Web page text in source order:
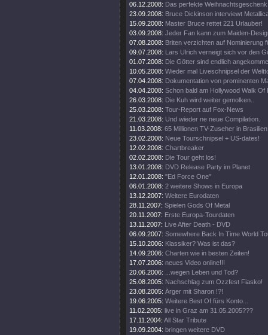
06.12.2008: Das perfekte
23.09.2008: Bruce Dickinson interviewt
15.09.2008: Master Bruce rettet 221 Urlauber!
03.09.2008: Jeder Fan kann zum Maiden-
07.08.2008: Briten verzichten auf Nominierung
09.07.2008: Lars Ulrich verneigt sich vor den
01.07.2008: Die Götter sind endlich
10.05.2008: Wieder mal Liveschnipsel der
07.04.2008: Dokumentation von prominenten
04.04.2008: Schon bald am Hollywood Walk Of
26.03.2008: Die Kuh wird weiter gemolken..
25.03.2008: Tour-Report auf Fox-News
21.03.2008: Und wieder ne neue Compilation.
11.03.2008: 65 Millionen TV-Zuseher in
23.02.2008: Neue Tourschnipsel + US-dates!
12.02.2008: Chartbreaker
02.02.2008: Die Tour geht los!
13.01.2008: DVD Release Party im Planet
12.01.2008: "Ed Force One"
06.01.2008: 2 weitere Shows in Europa
13.12.2007: Weitere Eurodaten
28.11.2007: Spielen Gods Of Metal
20.11.2007: Erste Europa-Tourdaten
13.11.2007: Live After Death - DVD
06.09.2007: Somewhere Back In Time World
15.10.2006: Klassiker? Was ist das?
14.09.2006: Charten wie in besten Zeiten!
17.07.2006: neues Video online!!!
20.06.2006:
...wegen Leben und Tod?
25.08.2005: Nachschlag zum Ozzfest Fiasko!
23.08.2005: Ärger mit Sharon !?!
19.06.2005: Weitere Best Of fürs Konto...
11.02.2005: live in Graz am 31.05.2005???
17.11.2004: All Star Tribute
19.09.2004: bringen weitere DVD